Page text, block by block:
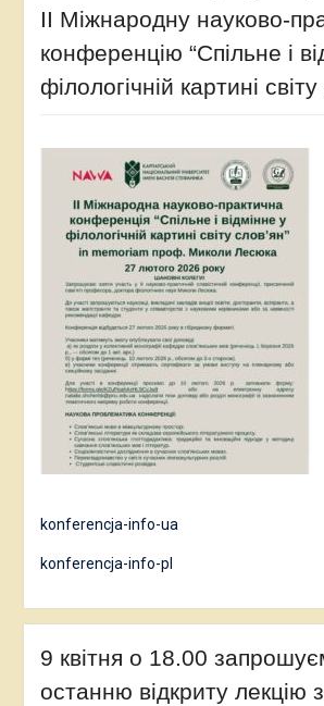
ІІ Міжнародну науково-
конференцію “Спільне і
філологічній картині світу
konferencja-info-ua
konferencja-info-pl
9 квітня о 18.00
останню відкриту лекцію